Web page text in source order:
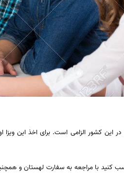
کشور الزامی است. برای اخذ این ویزا
کنید با مراجعه به سفارت لهستان و